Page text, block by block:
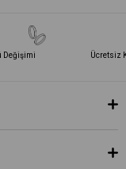
Değişimi Ücretsiz